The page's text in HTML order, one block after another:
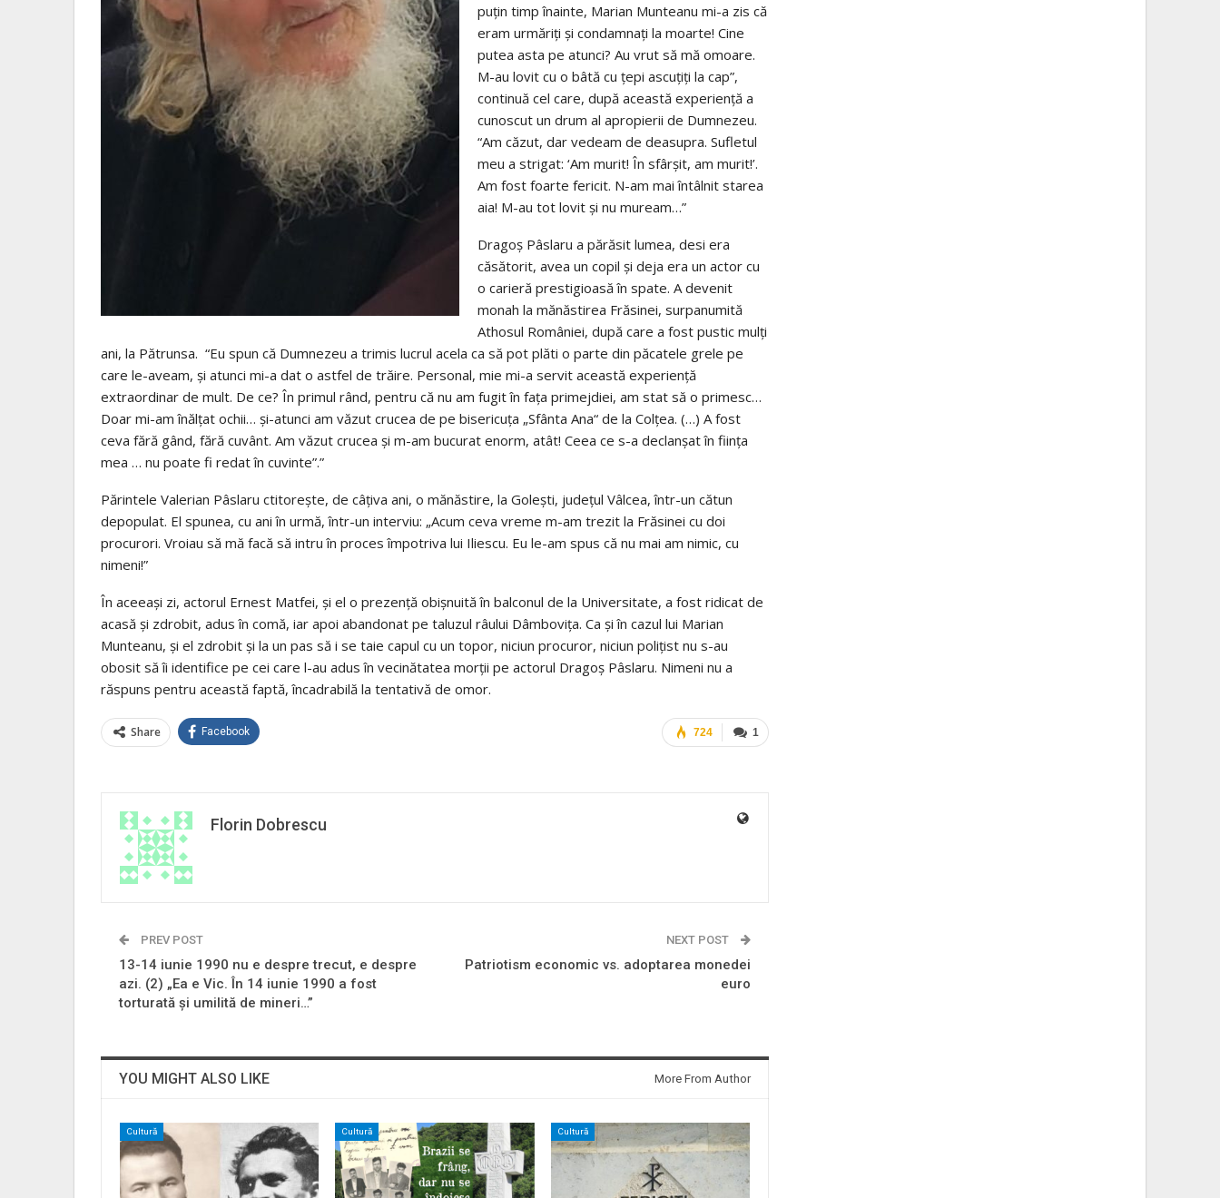
puțin timp înainte, Marian Munteanu mi-a zis că
eram urmăriți și condamnați la moarte! Cine
putea asta pe atunci? Au vrut să mă omoare.
M-au lovit cu o bâtă cu țepi ascuțiți la cap”,
continuă cel care, după această experiență a
cunoscut un drum al apropierii de Dumnezeu.
“Am căzut, dar vedeam de deasupra. Sufletul
meu a strigat: ‘Am murit! În sfârșit, am murit!’.
Am fost foarte fericit. N-am mai întâlnit starea
aia! M-au tot lovit și nu muream…”
Dragoș Pâslaru a părăsit lumea, desi era
căsătorit, avea un copil și deja era un actor cu
o carieră prestigioasă în spate. A devenit
monah la mănăstirea Frăsinei, surpanumită
Athosul României, după care a fost pustic mulți
ani, la Pătrunsa. “Eu spun că Dumnezeu a trimis lucrul acela ca să pot plăti o parte din păcatele grele pe
care le-aveam, şi atunci mi-a dat o astfel de trăire. Personal, mie mi-a servit această experienţă
extraordinar de mult. De ce? În primul rând, pentru că nu am fugit în faţa primejdiei, am stat să o primesc…
Doar mi-am înălţat ochii… şi-atunci am văzut crucea de pe bisericuţa „Sfânta Ana“ de la Colţea. (…) A fost
ceva fără gând, fără cuvânt. Am văzut crucea şi m-am bucurat enorm, atât! Ceea ce s-a declanşat în fiinţa
mea … nu poate fi redat în cuvinte”.”
Părintele Valerian Pâslaru ctitorește, de câțiva ani, o mănăstire, la Golești, județul Vâlcea, într-un cătun
depopulat. El spunea, cu ani în urmă, într-un interviu: „Acum ceva vreme m-am trezit la Frăsinei cu doi
procurori. Vroiau să mă facă să intru în proces împotriva lui Iliescu. Eu le-am spus că nu mai am nimic, cu
nimeni!”
În aceeași zi, actorul Ernest Matfei, și el o prezență obișnuită în balconul de la Universitate, a fost ridicat de
acasă și zdrobit, adus în comă, iar apoi abandonat pe taluzul râului Dâmbovița. Ca și în cazul lui Marian
Munteanu, și el zdrobit și la un pas să i se taie capul cu un topor, niciun procuror, niciun polițist nu s-au
obosit să îi identifice pe cei care l-au adus în vecinătatea morții pe actorul Dragoș Pâslaru. Nimeni nu a
răspuns pentru această faptă, încadrabilă la tentativă de omor.
1
724
Share Facebook
Florin Dobrescu
PREV POST
13-14 iunie 1990 nu e despre trecut, e despre
azi. (2) „Ea e Vic. În 14 iunie 1990 a fost
torturată și umilită de mineri…”
NEXT POST
Patriotism economic vs. adoptarea monedei
euro
YOU MIGHT ALSO LIKE More From Author
Cultură Cultură Cultură